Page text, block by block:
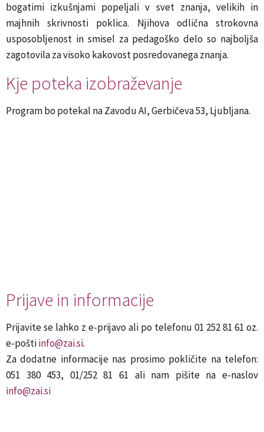
bogatimi izkušnjami popeljali v svet znanja, velikih in
majhnih skrivnosti poklica. Njihova odlična strokovna
usposobljenost in smisel za pedagoško delo so najboljša
zagotovila za visoko kakovost posredovanega znanja.
Kje poteka izobraževanje
Program bo potekal na Zavodu AI, Gerbičeva 53, Ljubljana.
Prijave in informacije
Prijavite se lahko z e-prijavo ali po telefonu 01 252 81 61 oz.
e-poštiinfo@zai.si.
Za dodatne informacije nas prosimo pokličite na telefon:
051 380 453, 01/252 81 61 ali nam pišite na e-naslov
info@zai.si